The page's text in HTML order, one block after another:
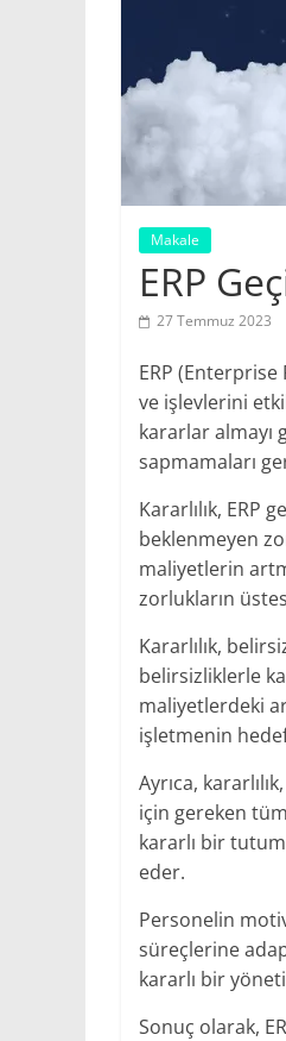
Makale
ERP
27 Temmuz 2023
ERP
ve işlevlerini
kararlar almayı
sapmamaları
Kararlılık, ERP
beklenmeyen
maliyetlerin
zorlukların
Kararlılık,
belirsizliklerle
maliyetlerdeki
işletmenin
Ayrıca,
için gereken
kararlı bir
eder.
Personelin
süreçlerine
kararlı bir
Sonuç olarak,